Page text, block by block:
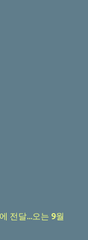
전달...오는 9월